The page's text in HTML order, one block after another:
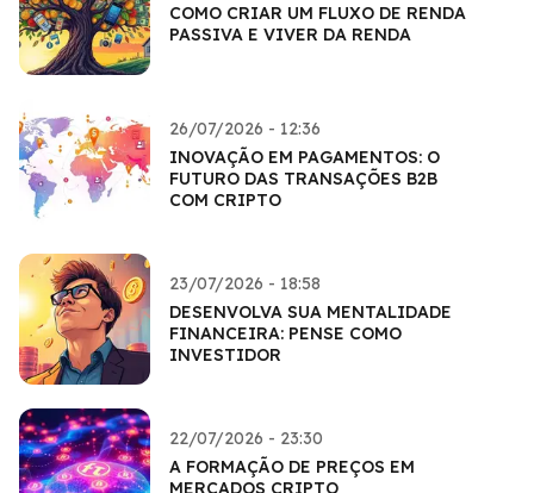
COMO CRIAR UM FLUXO DE RENDA
PASSIVA E VIVER DA RENDA
26/07/2026 - 12:36
INOVAÇÃO EM PAGAMENTOS: O
FUTURO DAS TRANSAÇÕES B2B
COM CRIPTO
23/07/2026 - 18:58
DESENVOLVA SUA MENTALIDADE
FINANCEIRA: PENSE COMO
INVESTIDOR
22/07/2026 - 23:30
A FORMAÇÃO DE PREÇOS EM
MERCADOS CRIPTO